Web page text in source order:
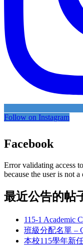
Follow on Instagram
Facebook
Error validating access
because the user is not
最近公告的帖
115-1 Academic
班級分配名單 –
本校115學年新